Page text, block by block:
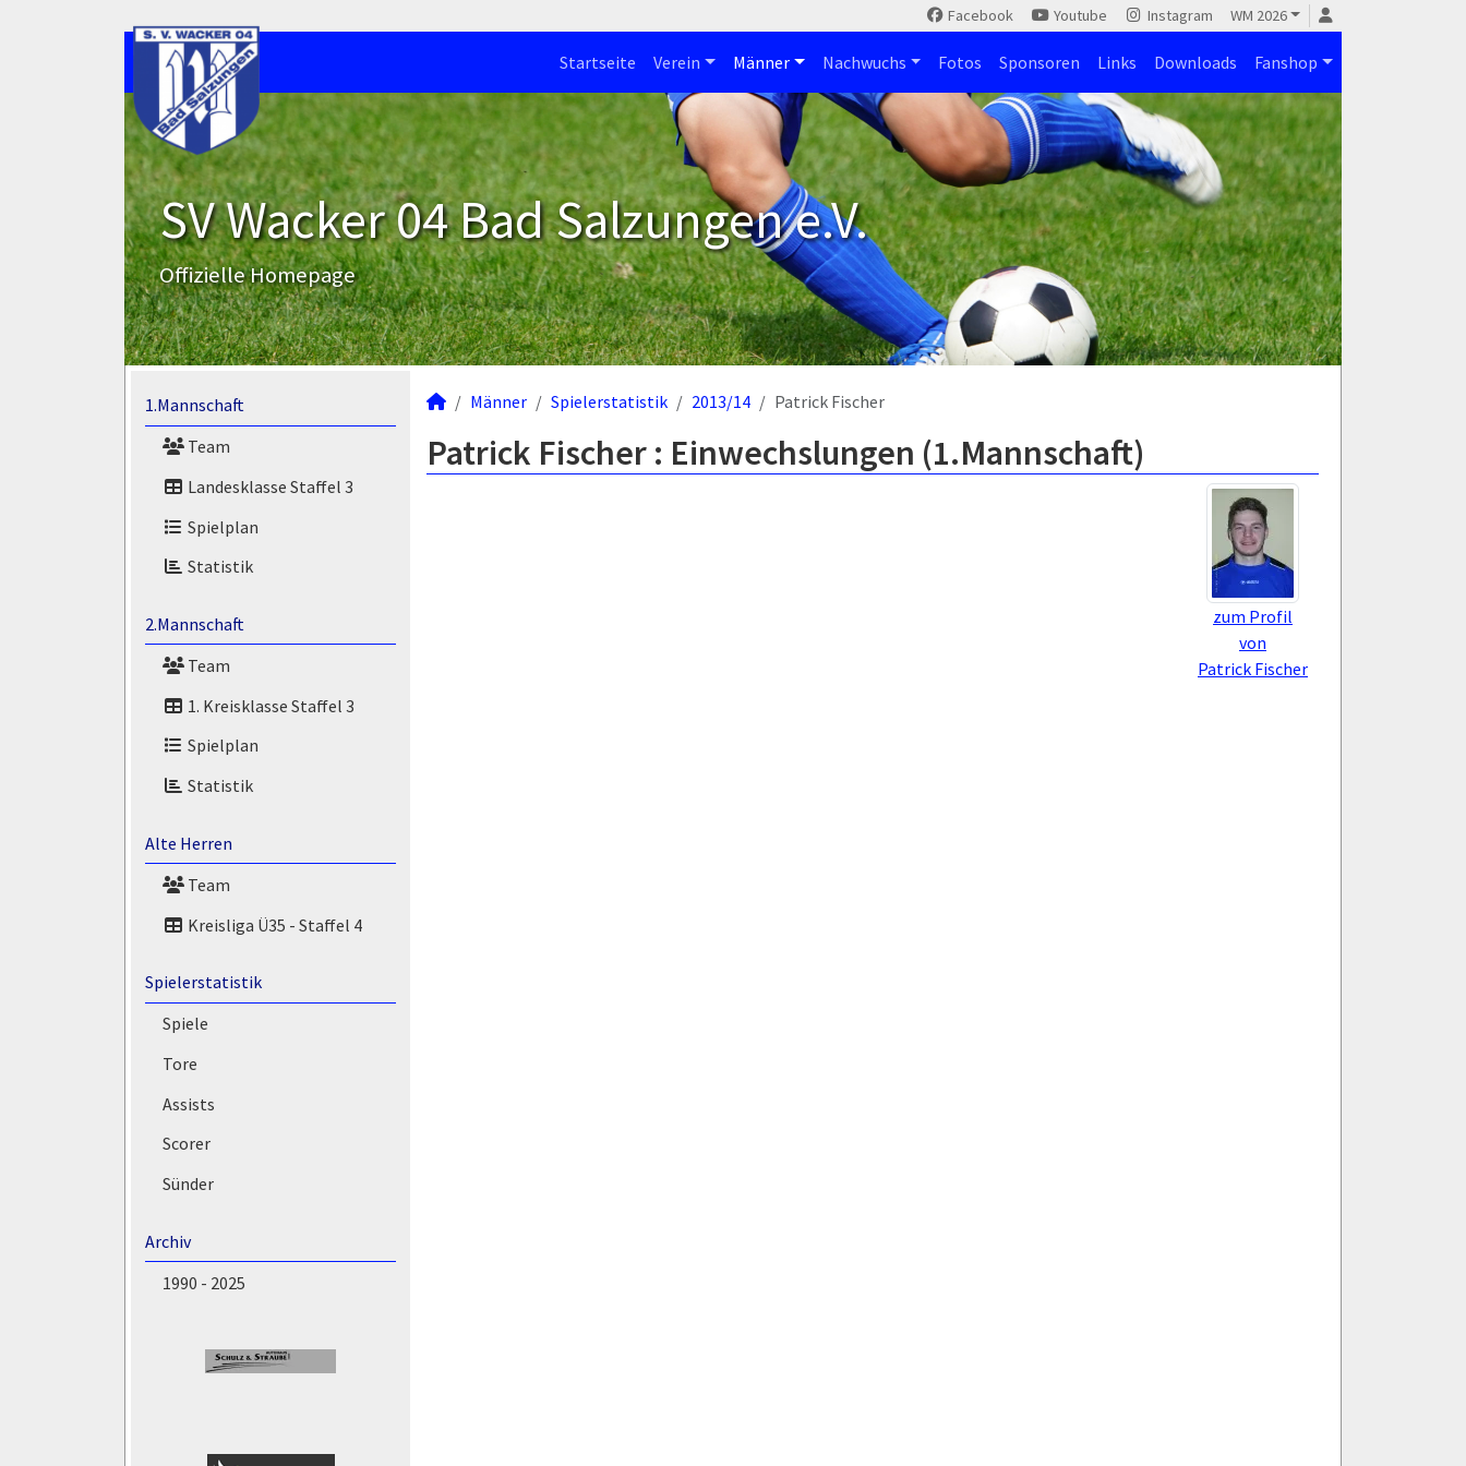
Facebook Youtube Instagram WM 2026
Startseite Verein Männer Nachwuchs Fotos Sponsoren Links Downloads Fanshop
SV Wacker 04 Bad Salzungen e.V.
Offizielle Homepage
1.Mannschaft
Team
Landesklasse Staffel 3
Spielplan
Statistik
2.Mannschaft
Team
1. Kreisklasse Staffel 3
Spielplan
Statistik
Alte Herren
Team
Kreisliga Ü35 - Staffel 4
Spielerstatistik
Spiele
Tore
Assists
Scorer
Sünder
Archiv
1990 - 2025
Männer Spielerstatistik 2013/14 Patrick Fischer
Patrick Fischer : Einwechslungen (1.Mannschaft)
zum Profil
von
Patrick Fischer